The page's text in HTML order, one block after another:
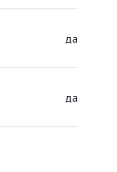
да
да